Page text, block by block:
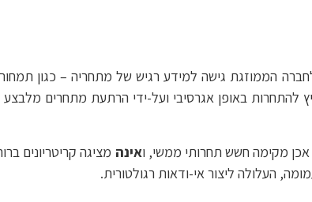
הממוזגת גישה למידע רגיש של מתחריה – כגון
להתחרות באופן אגרסיבי ועל-ידי הרתעת מתחרים
מקימה חשש תחרותי ממשי, ואינה מציגה קריטריונים
העלולה ליצור אי-ודאות רגולטורית.